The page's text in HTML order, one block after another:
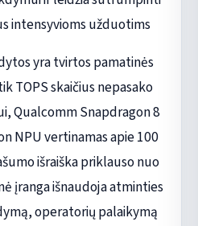
intensyvioms užduotims
yra tvirtos pamatinės
TOPS skaičius nepasako
Qualcomm Snapdragon 8
NPU vertinamas apie 100
išraiška priklauso nuo
įranga išnaudoja atminties
operatorių palaikymą